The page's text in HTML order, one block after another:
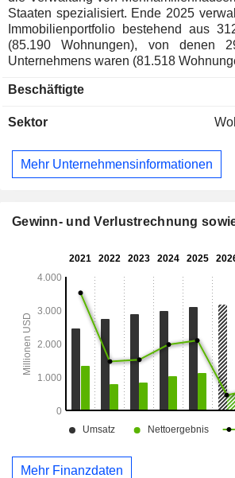
Staaten spezialisiert. Ende 2025 verwaltete die Gruppe ein
Immobilienportfolio bestehend aus
(85.190 Wohnungen), von denen
Unternehmens waren (81.518
Beschäftigte
Sektor
Mehr Unternehmensinformationen
Gewinn- und Verlustrechnung
Mehr Finanzdaten